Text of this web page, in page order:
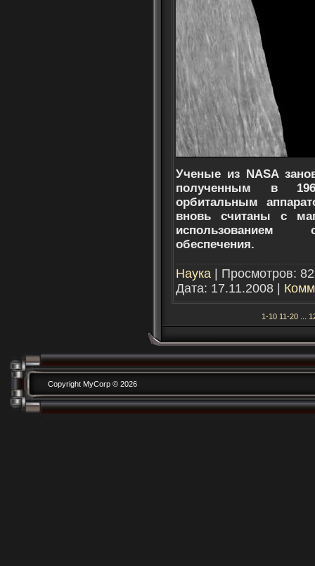
Ученые из NASA
полученным в
орбитальным
вновь считаны с
использованием
обеспечения.
Наука | Просмотров:
Дата: 17.11.2008
1-10 11-20
Copyright MyCorp © 2026